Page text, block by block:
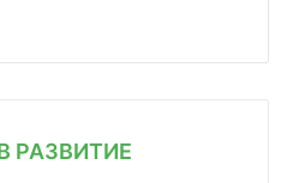
РАЗВИТИЕ